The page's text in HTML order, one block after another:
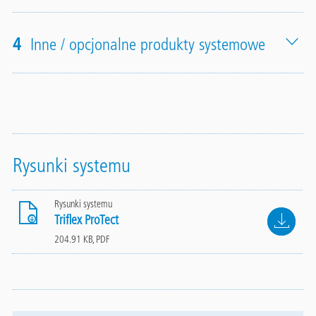
4 Inne / opcjonalne produkty systemowe
Rysunki systemu
Rysunki systemu
Triflex ProTect File
204.91 KB, PDF